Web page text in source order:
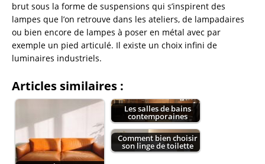
brut sous la forme de suspensions qui s’inspirent des
lampes que l’on retrouve dans les ateliers, de lampadaires
ou bien encore de lampes à poser en métal avec par
exemple un pied articulé. Il existe un choix infini de
luminaires industriels.
Articles similaires :
Les salles de bains
contemporaines
Comment bien choisir
son linge de toilette